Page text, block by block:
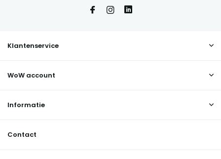
Klantenservice
WoW account
Informatie
Contact